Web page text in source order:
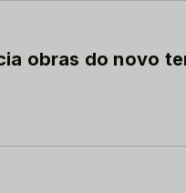
obras do novo